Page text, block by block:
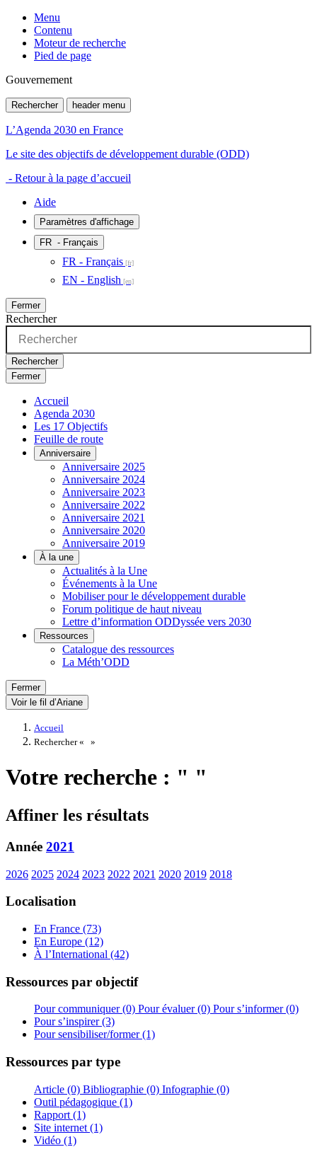
Menu
Contenu
Moteur de recherche
Pied de page
Gouvernement
Rechercher header menu
L’Agenda 2030 en France
Le site des objectifs de développement durable (ODD)
- Retour à la page d’accueil
Aide
Paramètres d'affichage
FR - Français
FR - Français
EN - English
Fermer
Rechercher
Rechercher
Fermer
Accueil
Agenda 2030
Les 17 Objectifs
Feuille de route
Anniversaire
Anniversaire 2025
Anniversaire 2024
Anniversaire 2023
Anniversaire 2022
Anniversaire 2021
Anniversaire 2020
Anniversaire 2019
À la une
Actualités à la Une
Événements à la Une
Mobiliser pour le développement durable
Forum politique de haut niveau
Lettre d’information ODDyssée vers 2030
Ressources
Catalogue des ressources
La Méth’ODD
Fermer
Voir le fil d’Ariane
Accueil
Rechercher «
»
Votre recherche : " "
Affiner les résultats
Année 2021
2026 2025 2024 2023 2022 2021 2020 2019 2018
Localisation
En France (73)
En Europe (12)
À l’International (42)
Ressources par objectif
Pour communiquer (0) Pour évaluer (0) Pour s’informer (0)
Pour s’inspirer (3)
Pour sensibiliser/former (1)
Ressources par type
Article (0) Bibliographie (0) Infographie (0)
Outil pédagogique (1)
Rapport (1)
Site internet (1)
Vidéo (1)